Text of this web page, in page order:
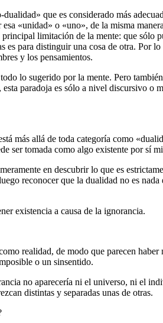
que es considerado más
«unidad» o «uno», de la misma
limitación de la mente: que sólo
es para distinguir una cosa de otra.
y los pensamientos.
lo sugerido por la mente. Pero
paradoja es sólo a nivel discursivo
más allá de toda categoría como
ser tomada como algo existente por sí
en descubrir lo que es
reconocer que la dualidad no es
existencia a causa de la ignorancia.
realidad, de modo que parecen
o un sinsentido.
no aparecería ni el universo, ni el
distintas y separadas unas de otras.